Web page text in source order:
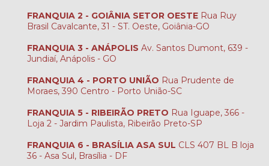
FRANQUIA 2 - GOIÂNIA SETOR OESTE Rua Ruy
Brasil Cavalcante, 31 - ST. Oeste, Goiânia-GO
FRANQUIA 3 - ANÁPOLIS Av. Santos Dumont, 639 -
Jundiaí, Anápolis - GO
FRANQUIA 4 - PORTO UNIÃO Rua Prudente de
Moraes, 390 Centro - Porto União-SC
FRANQUIA 5 - RIBEIRÃO PRETO Rua Iguape, 366 -
Loja 2 - Jardim Paulista, Ribeirão Preto-SP
FRANQUIA 6 - BRASÍLIA ASA SUL CLS 407 BL B loja
36 - Asa Sul, Brasília - DF